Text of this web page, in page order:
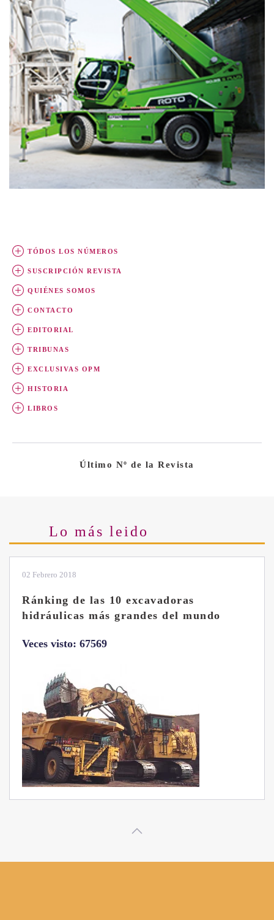
TÓDOS LOS NÚMEROS
SUSCRIPCIÓN REVISTA
QUIÉNES SOMOS
CONTACTO
EDITORIAL
TRIBUNAS
EXCLUSIVAS OPM
HISTORIA
LIBROS
Último Nº de la Revista
Lo más leido
28 Enero 2019
Las ventajas de la excavadora Yanmar
B7 Sigma-6
Veces visto: 32224